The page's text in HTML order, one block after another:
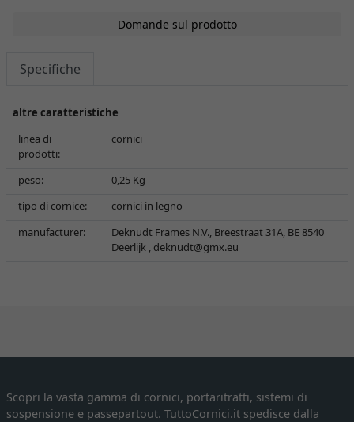
Domande sul prodotto
Specifiche
altre caratteristiche
linea di
prodotti:
cornici
peso:
0,25 Kg
tipo di cornice:
cornici in legno
manufacturer:
Deknudt Frames N.V., Breestraat 31A, BE 8540
Deerlijk , deknudt@gmx.eu
Scopri la vasta gamma di cornici, portaritratti, sistemi di
sospensione e passepartout. TuttoCornici.it spedisce dalla